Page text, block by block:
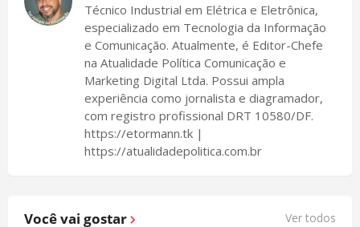
Técnico Industrial em Elétrica e Eletrônica,
especializado em Tecnologia da Informação
e Comunicação. Atualmente, é Editor-Chefe
na Atualidade Política Comunicação e
Marketing Digital Ltda. Possui ampla
experiência como jornalista e diagramador,
com registro profissional DRT 10580/DF.
https://etormann.tk |
https://atualidadepolitica.com.br
Você vai gostar Ver todos